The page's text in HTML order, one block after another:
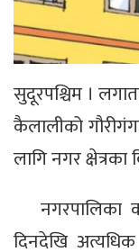
सुदूरपश्चिम ।
कैलालीको
लागि नगर क्षेत्रका
नगरपालिका
दिनदेखि